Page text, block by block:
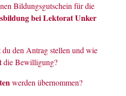
Bildungsgutschein für die
bei Lektorat Unker
du den Antrag stellen und wie
die Bewilligung?
werden übernommen?